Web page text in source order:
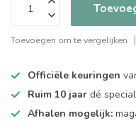
Toevoegen om te vergelijken
Officiële keuringen
Ruim 10 jaar dé
Afhalen mogelijk: